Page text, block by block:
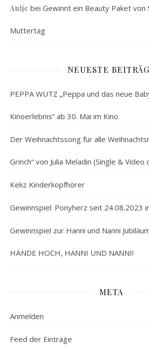
Antje bei Gewinnt ein Beauty Paket von
Muttertag
NEUESTE
PEPPA WUTZ „Peppa und das neue
Kinoerlebnis“ ab 30. Mai im Kino
Der Weihnachtssong für alle
Grinch“ von Julia Meladin (Single & Video
Kekz Kinderkopfhörer
Gewinnspiel: Ponyherz seit 24.08.2023
Gewinnspiel zur Hanni und Nanni
HÄNDE HOCH, HANNI UND NANNI!
META
Anmelden
Feed der Einträge